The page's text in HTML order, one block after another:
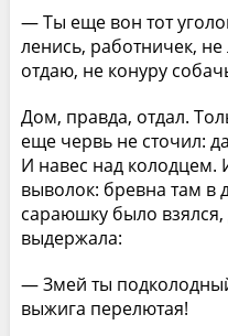
— Ты еще вон тот
ленись, работничек,
отдаю, не конуру
Дом, правда, отдал.
еще червь не сточил:
И навес над колодцем.
выволок: бревна там в
сараюшку было взялся,
выдержала:
— Змей ты
выжига перелютая!